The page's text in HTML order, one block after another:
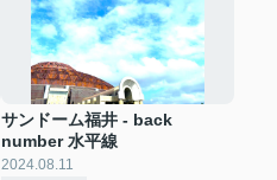
サンドーム福井 - back
number 水平線
2024.08.11